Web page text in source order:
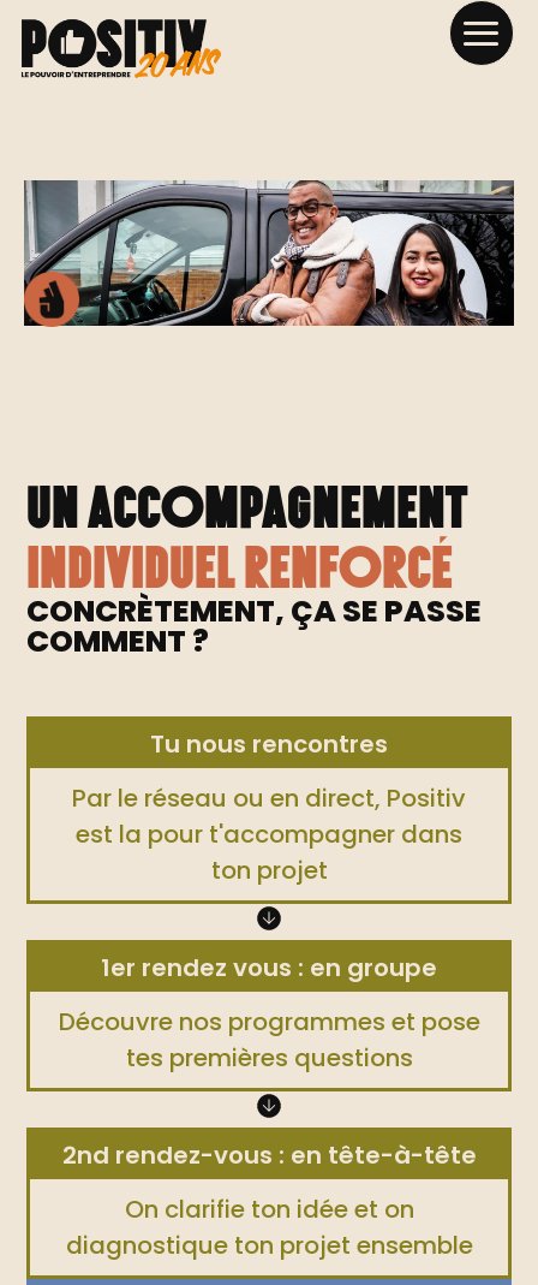
Un accompagnement
individuel renforcé
CONCRÈTEMENT, ÇA SE PASSE
COMMENT ?
Tu nous rencontres
Par le réseau ou en direct, Positiv
est la pour t'accompagner dans
ton projet
1er rendez vous : en groupe
Découvre nos programmes et pose
tes premières questions
2nd rendez-vous : en tête-à-tête
On clarifie ton idée et on
diagnostique ton projet ensemble